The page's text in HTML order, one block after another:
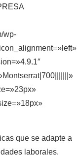
wp-
que se adapte a
laborales.